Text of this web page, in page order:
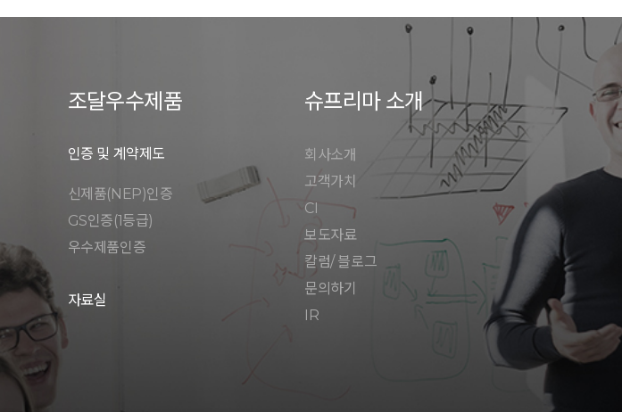
조달우수제품
인증 및 계약제도
신제품(NEP)인증
GS인증(1등급)
우수제품인증
자료실
슈프리마 소개
회사소개
고객가치
CI
보도자료
칼럼/ 블로그
문의하기
IR